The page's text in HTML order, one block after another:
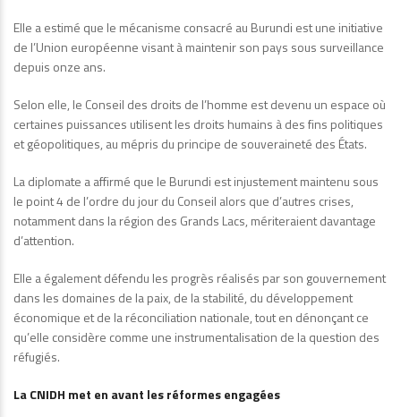
Elle a estimé que le mécanisme consacré au Burundi est une initiative
de l’Union européenne visant à maintenir son pays sous surveillance
depuis onze ans.
Selon elle, le Conseil des droits de l’homme est devenu un espace où
certaines puissances utilisent les droits humains à des fins politiques
et géopolitiques, au mépris du principe de souveraineté des États.
La diplomate a affirmé que le Burundi est injustement maintenu sous
le point 4 de l’ordre du jour du Conseil alors que d’autres crises,
notamment dans la région des Grands Lacs, mériteraient davantage
d’attention.
Elle a également défendu les progrès réalisés par son gouvernement
dans les domaines de la paix, de la stabilité, du développement
économique et de la réconciliation nationale, tout en dénonçant ce
qu’elle considère comme une instrumentalisation de la question des
réfugiés.
La CNIDH met en avant les réformes engagées